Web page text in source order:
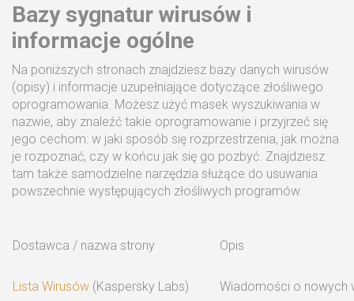
Bazy sygnatur wirusów i
informacje ogólne
Na poniższych stronach znajdziesz bazy danych wirusów
(opisy) i informacje uzupełniające dotyczące złośliwego
oprogramowania. Możesz użyć masek wyszukiwania w
nazwie, aby znaleźć takie oprogramowanie i przyjrzeć się
jego cechom: w jaki sposób się rozprzestrzenia, jak można
je rozpoznać, czy w końcu jak się go pozbyć. Znajdziesz
tam także samodzielne narzędzia służące do usuwania
powszechnie występujących złośliwych programów.
Dostawca / nazwa strony Opis
Lista Wirusów (Kaspersky Labs) Wiadomości o nowych